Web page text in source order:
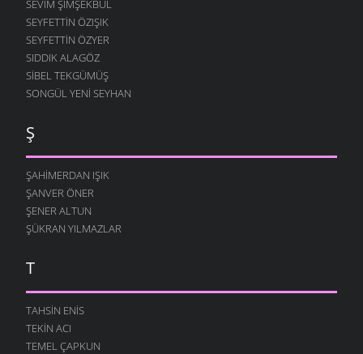
SEVIM ŞIMŞEKBUL
SEYFETTIN ÖZIŞIK
SEYFETTIN ÖZYER
SIDDIK ALAGÖZ
SIBEL TEKGÜMÜŞ
SONGÜL YENI SEYHAN
Ş
ŞAHIMERDAN IŞIK
ŞANVER ÖNER
ŞENER ALTUN
ŞÜKRAN YILMAZLAR
T
TAHSIN ENIS
TEKIN ACI
TEMEL ÇAPKUN